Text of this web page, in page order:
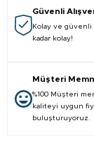
Güvenli
Kolay ve güvenli
kadar kolay!
Müşteri
%100 Müşteri
kaliteyi uygun
buluşturuyoruz.